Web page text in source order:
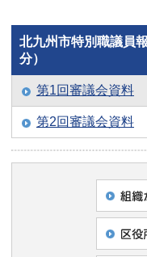
北九州市特別職議員
分）
第1回審議会資料
第2回審議会資料